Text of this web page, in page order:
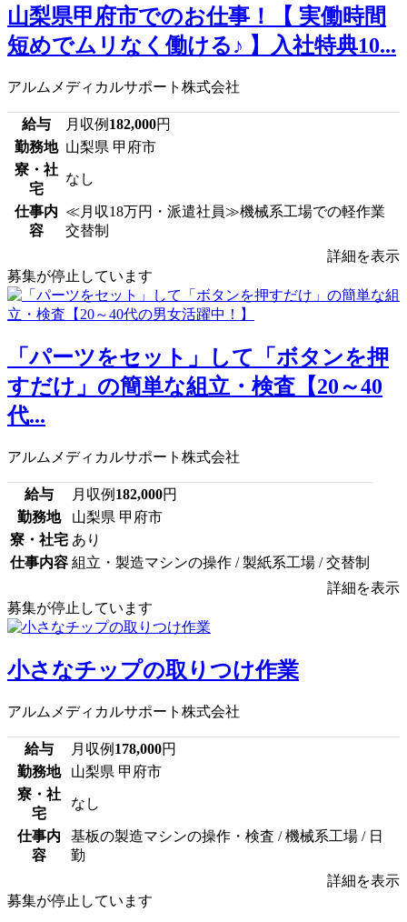
山梨県甲府市でのお仕事！【 実働時間
短めでムリなく働ける♪ 】入社特典10...
アルムメディカルサポート株式会社
給与 月収例 182,000円
勤務地 山梨県 甲府市
寮・社
宅
なし
仕事内
容
≪月収18万円・派遣社員≫機械系工場での軽作業
交替制
詳細を表示
募集が停止しています
「パーツをセット」して「ボタンを押
すだけ」の簡単な組立・検査【20～40
代...
アルムメディカルサポート株式会社
給与 月収例 182,000円
勤務地
山梨県 甲府市
寮・社宅 あり
仕事内容 組立・製造マシンの操作 / 製紙系工場 / 交替制
詳細を表示
募集が停止しています
小さなチップの取りつけ作業
アルムメディカルサポート株式会社
給与 月収例 178,000円
勤務地
山梨県 甲府市
寮・社
宅
なし
仕事内
容
基板の製造マシンの操作・検査 / 機械系工場 / 日
勤
詳細を表示
募集が停止しています